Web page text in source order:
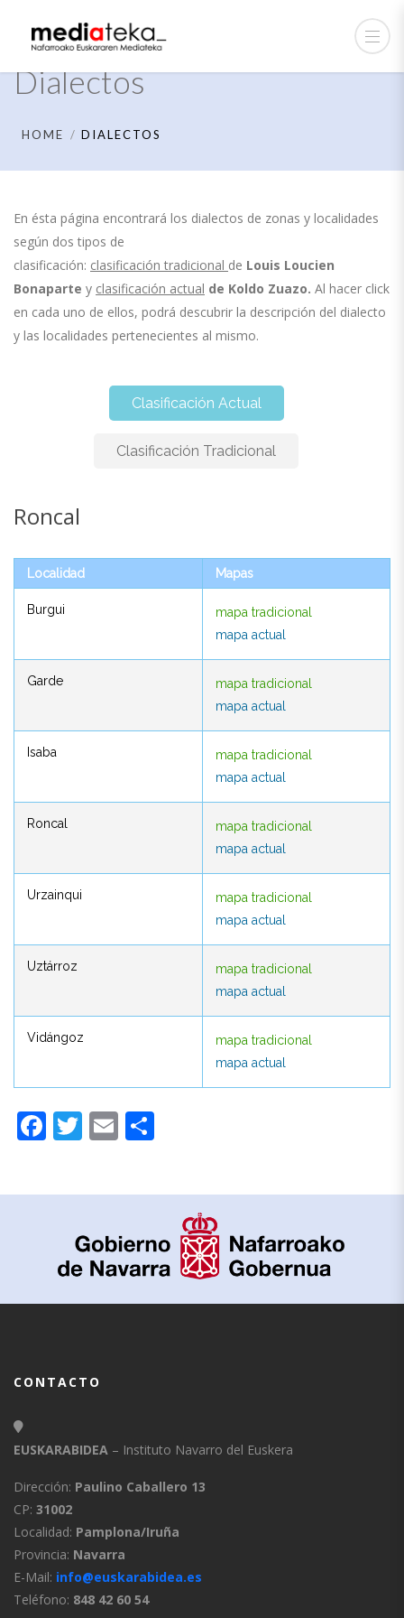
Dialectos
HOME DIALECTOS
En ésta página encontrará los dialectos de zonas y localidades
según dos tipos de
clasificación: clasificación tradicional de Louis Loucien
Bonaparte y clasificación actual de Koldo Zuazo. Al hacer click
en cada uno de ellos, podrá descubrir la descripción del dialecto
y las localidades pertenecientes al mismo.
Clasificación Actual
Clasificación Tradicional
Roncal
Localidad Mapas
Burgui
mapa tradicional
mapa actual
Garde
mapa tradicional
mapa actual
Isaba
mapa tradicional
mapa actual
Roncal
mapa tradicional
mapa actual
Urzainqui
mapa tradicional
mapa actual
Uztárroz
mapa tradicional
mapa actual
Vidángoz
mapa tradicional
mapa actual
Roncal
Localidad Mapas
mapa actual
mapa actual
mapa actual
mapa actual
mapa actual
mapa actual
mapa actual
Facebook
Twitter
Email
CONTACTO
EUSKARABIDEA – Instituto Navarro del Euskera
Dirección: Paulino Caballero 13
CP: 31002
Localidad: Pamplona/Iruña
Provincia: Navarra
E-Mail: info@euskarabidea.es
Teléfono: 848 42 60 54